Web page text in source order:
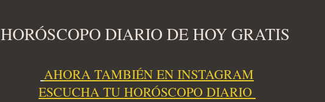
HORÓSCOPO DIARIO DE HOY GRATIS
AHORA TAMBIÉN EN INSTAGRAM
ESCUCHA TU HORÓSCOPO DIARIO